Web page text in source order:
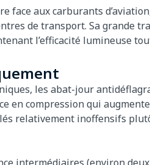
aux carburants
de transport. Sa grande
l’efficacité lumineuse
les abat-jour
en compression qui
relativement inoffensifs